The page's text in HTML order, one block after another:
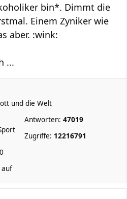
bin*. Dimmt die
Einem Zyniker wie
aber. :wink:
...
und die Welt
Antworten: 47019
Zugriffe: 12216791
auf